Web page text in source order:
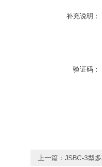
补充说明：
验证码：
上一篇： JSBC-3型